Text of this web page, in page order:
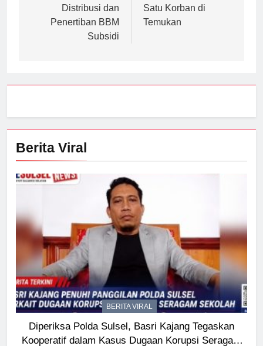
Distribusi dan
Penertiban BBM
Subsidi
Satu Korban di
Temukan
Berita Viral
BERITA VIRAL
Diperiksa Polda Sulsel, Basri Kajang Tegaskan
Kooperatif dalam Kasus Dugaan Korupsi Seragam